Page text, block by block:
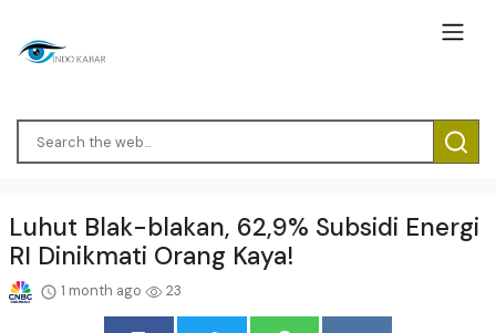
Luhut Blak-blakan, 62,9% Subsidi Energi
RI Dinikmati Orang Kaya!
1 month ago 23